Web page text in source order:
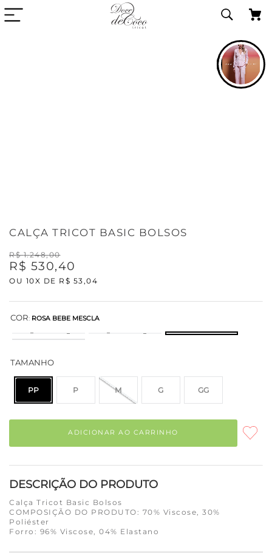
VIDEO DA PECA
CALÇA TRICOT BASIC BOLSOS
R$ 1.248,00
R$ 530,40
OU 10X DE R$ 53 ,04
COR: ROSA BEBE MESCLA
TAMANHO
PP P M G GG
ADICIONAR AO CARRINHO
DESCRIÇÃO DO PRODUTO
Calça Tricot Basic Bolsos
COMPOSIÇÃO DO PRODUTO: 70% Viscose, 30%
Poliéster
Forro: 96% Viscose, 04% Elastano